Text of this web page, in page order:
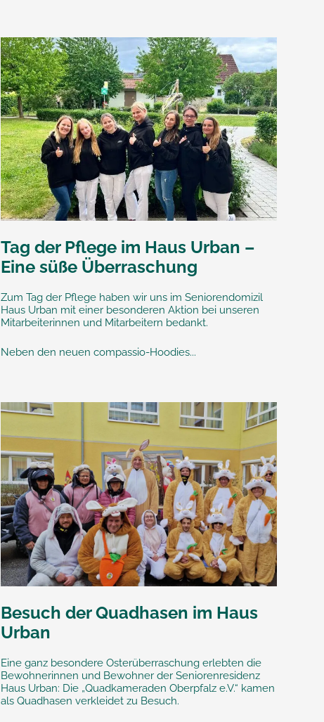
Tag der Pflege im Haus Urban –
Eine süße Überraschung
Zum Tag der Pflege haben wir uns im Seniorendomizil
Haus Urban mit einer besonderen Aktion bei unseren
Mitarbeiterinnen und Mitarbeitern bedankt.
Neben den neuen compassio-Hoodies...
Besuch der Quadhasen im Haus
Urban
Eine ganz besondere Osterüberraschung erlebten die
Bewohnerinnen und Bewohner der Seniorenresidenz
Haus Urban: Die „Quadkameraden Oberpfalz e.V.“ kamen
als Quadhasen verkleidet zu Besuch.